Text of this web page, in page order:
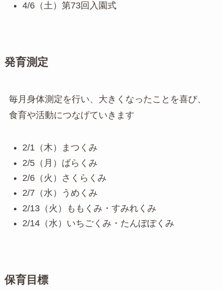
4/6（土）第73回入園式
発育測定
毎月身体測定を行い、大きくなったことを喜び、
食育や活動につなげていきます
2/1（木）まつくみ
2/5（月）ばらくみ
2/6（火）さくらくみ
2/7（水）うめくみ
2/13（火）ももくみ・すみれくみ
2/14（水）いちごくみ・たんぽぽくみ
保育目標